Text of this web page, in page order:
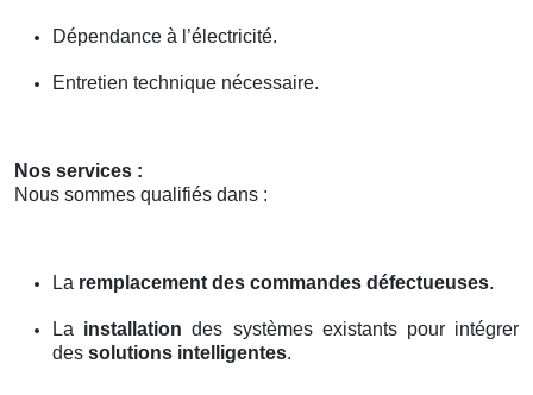
Dépendance à l’électricité.
Entretien technique nécessaire.
Nos services :
Nous sommes qualifiés dans :
La remplacement des commandes défectueuses.
La installation des systèmes existants pour intégrer
des solutions intelligentes.